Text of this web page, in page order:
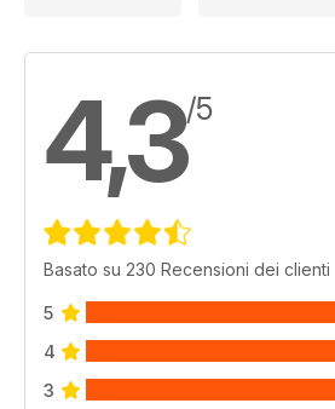
4,3/5
Basato su 230 Recensioni dei clienti
5
4
3